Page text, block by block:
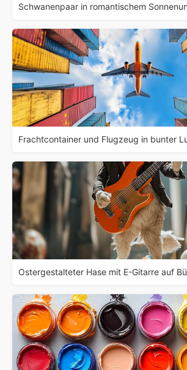
Schwanenpaar in romantischem
Frachtcontainer und Flugzeug in bunter
Ostergestalteter Hase mit E-Gitarre auf